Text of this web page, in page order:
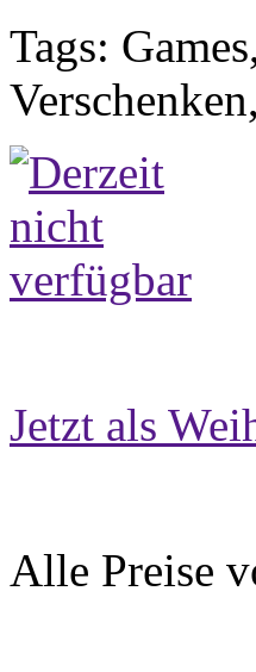
Tags:
Jetzt als
Alle Preise